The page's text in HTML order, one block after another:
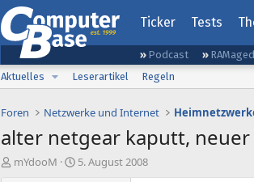
Ticker Tests
Podcast
Aktuelles
Leserartikel Regeln
Foren Netzwerke und Internet
alter netgear kaputt,
E
mYdooM
E
5. August 2008